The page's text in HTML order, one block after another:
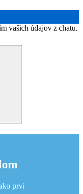
vašich údajov z chatu.
prví